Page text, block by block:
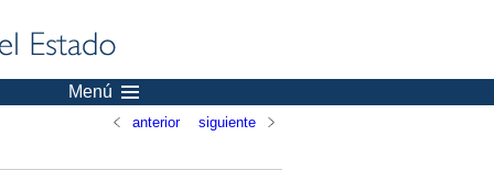
Menú
anterior siguiente